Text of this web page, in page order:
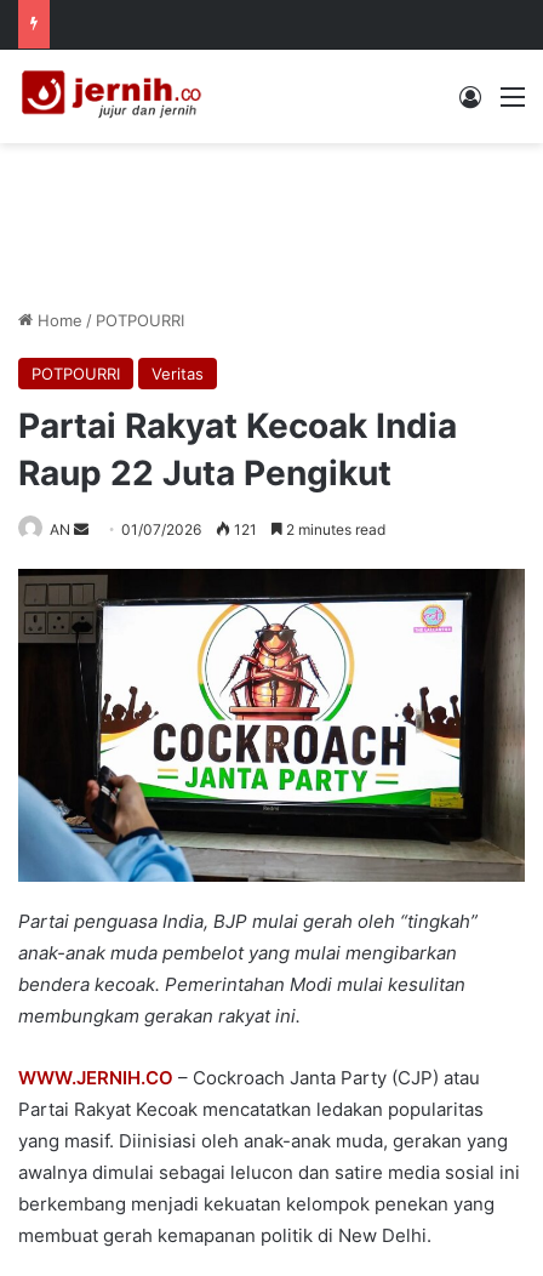
Log In
Home / POTPOURRI
POTPOURRI Veritas
Partai Rakyat Kecoak India
Raup 22 Juta Pengikut
AN
Send
email
01/07/2026 121 2 minutes read
Partai penguasa India, BJP mulai gerah oleh “tingkah”
anak-anak muda pembelot yang mulai mengibarkan
bendera kecoak. Pemerintahan Modi mulai kesulitan
membungkam gerakan rakyat ini.
WWW.JERNIH.CO – Cockroach Janta Party (CJP) atau
Partai Rakyat Kecoak mencatatkan ledakan popularitas
yang masif. Diinisiasi oleh anak-anak muda, gerakan yang
awalnya dimulai sebagai lelucon dan satire media sosial ini
berkembang menjadi kekuatan kelompok penekan yang
membuat gerah kemapanan politik di New Delhi.